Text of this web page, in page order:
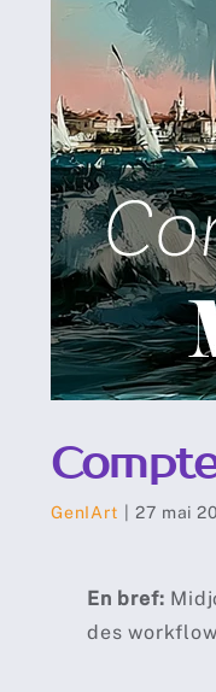
GenIArt 27 mai
En bref:
des